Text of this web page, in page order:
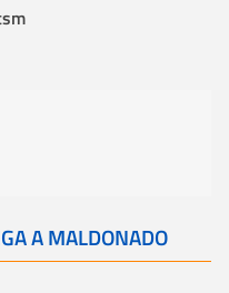
sm
A MALDONADO